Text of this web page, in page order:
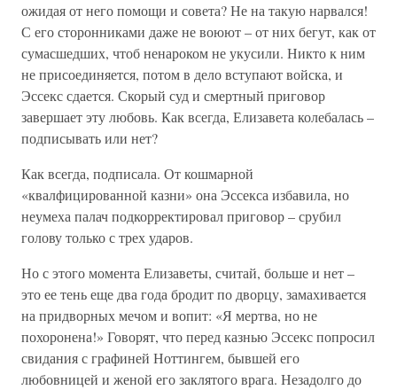
ожидая от него помощи и совета? Не на такую нарвался!
С его сторонниками даже не воюют – от них бегут, как от
сумасшедших, чтоб ненароком не укусили. Никто к ним
не присоединяется, потом в дело вступают войска, и
Эссекс сдается. Скорый суд и смертный приговор
завершает эту любовь. Как всегда, Елизавета колебалась –
подписывать или нет?
Как всегда, подписала. От кошмарной
«квалфицированной казни» она Эссекса избавила, но
неумеха палач подкорректировал приговор – срубил
голову только с трех ударов.
Но с этого момента Елизаветы, считай, больше и нет –
это ее тень еще два года бродит по дворцу, замахивается
на придворных мечом и вопит: «Я мертва, но не
похоронена!» Говорят, что перед казнью Эссекс попросил
свидания с графиней Ноттингем, бывшей его
любовницей и женой его заклятого врага. Незадолго до